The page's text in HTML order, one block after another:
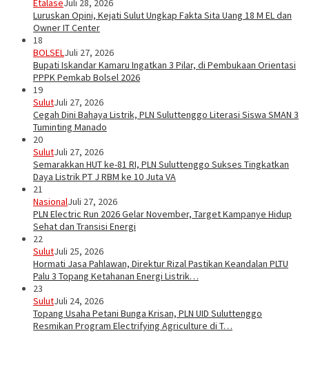
EtalaseJuli 28, 2026
Luruskan Opini, Kejati Sulut Ungkap Fakta Sita Uang 18 M EL dan
Owner IT Center
18
BOLSELJuli 27, 2026
Bupati Iskandar Kamaru Ingatkan 3 Pilar, di Pembukaan Orientasi
PPPK Pemkab Bolsel 2026
19
SulutJuli 27, 2026
Cegah Dini Bahaya Listrik, PLN Suluttenggo Literasi Siswa SMAN 3
Tuminting Manado
20
SulutJuli 27, 2026
Semarakkan HUT ke-81 RI, PLN Suluttenggo Sukses Tingkatkan
Daya Listrik PT J RBM ke 10 Juta VA
21
NasionalJuli 27, 2026
PLN Electric Run 2026 Gelar November, Target Kampanye Hidup
Sehat dan Transisi Energi
22
SulutJuli 25, 2026
Hormati Jasa Pahlawan, Direktur Rizal Pastikan Keandalan PLTU
Palu 3 Topang Ketahanan Energi Listrik…
23
SulutJuli 24, 2026
Topang Usaha Petani Bunga Krisan, PLN UID Suluttenggo
Resmikan Program Electrifying Agriculture di T…